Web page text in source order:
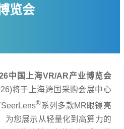
览会
中国上海VR/AR产业博览会
将于上海跨国采购会展中心
SeerLens®系列多款MR眼镜亮
为您展示从轻量化到高算力的